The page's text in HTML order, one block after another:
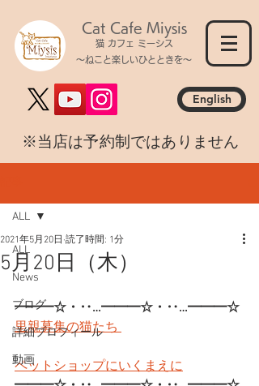
Cat Cafe Miysis
猫 カフェ ミーシス
～ねこと楽しいひとときを～
English
​※当店は予約制ではありません
ALL
News
ブログ
詳細プロフィール
動画
ALL
5月20日（木）
2021年5月20日 読了時間: 1分
━━━☆・‥…━━━☆・‥…━━━☆
里親募集の猫たち
ペットショップにいくまえに